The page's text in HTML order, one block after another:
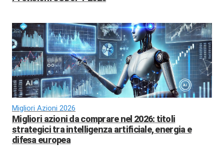
Migliori Azioni 2026
Migliori azioni da comprare nel 2026: titoli
strategici tra intelligenza artificiale, energia e
difesa europea